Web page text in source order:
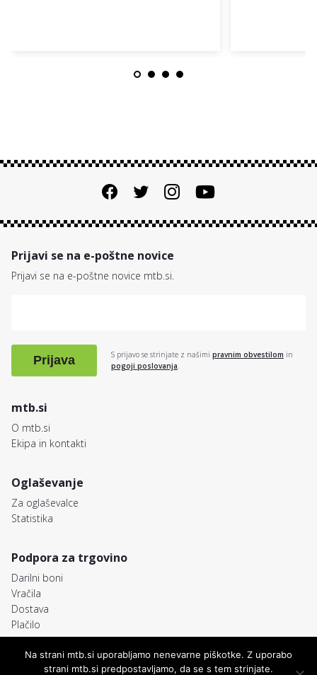
mtb.si
O mtb.si
Ekipa in kontakti
Oglaševanje
Za oglaševalce
Statistika
Podpora za trgovino
Darilni boni
Vračila
Dostava
Plačilo
Prijavi se na e-poštne novice
Prijavi se na e-poštne novice mtb.si.
Prijava S prijavo se strinjate z našimi pravnim obvestilom in
pogoji poslovanja.
Na strani mtb.si uporabljamo nenevarne piškotke. Z uporabo
strani mtb.si predpostavljamo, da se s tem strinjate.